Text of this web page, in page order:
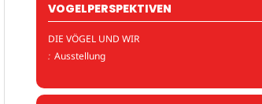
VOGELPERSPEKTIVEN
DIE VÖGEL UND WIR
: Ausstellung